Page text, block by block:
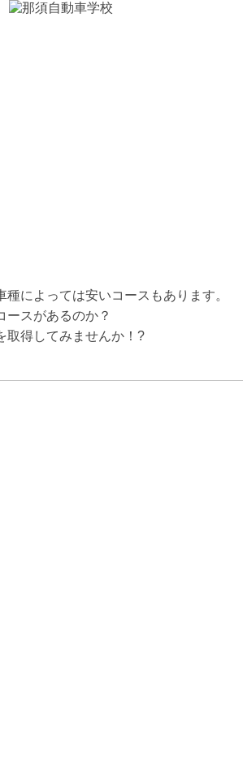
によっては安いコースもあります。
ースがあるのか？
取得してみませんか！?